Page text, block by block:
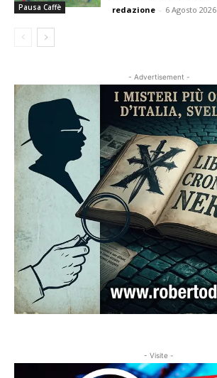
Pausa Caffè redazione - 6 Agosto 2026
- Advertisement -
- Visite -